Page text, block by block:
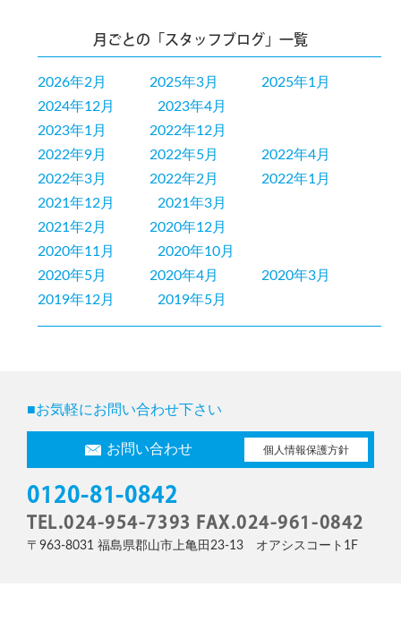
月ごとの「スタッフブログ」一覧
2026年2月 2025年3月
2025年1月
2024年12月
2023年4月
2023年1月
2022年12月
2022年9月
2022年5月
2022年4月
2022年3月
2022年2月
2022年1月
2021年12月
2021年3月
2021年2月
2020年12月
2020年11月
2020年10月
2020年5月
2020年4月
2020年3月
2019年12月
2019年5月
■お気軽にお問い合わせ下さい
お問い合わせ 個人情報保護方針
0120-81-0842
TEL.024-954-7393 FAX.024-961-0842
〒963-8031 福島県郡山市上亀田23-13 オアシスコート1F